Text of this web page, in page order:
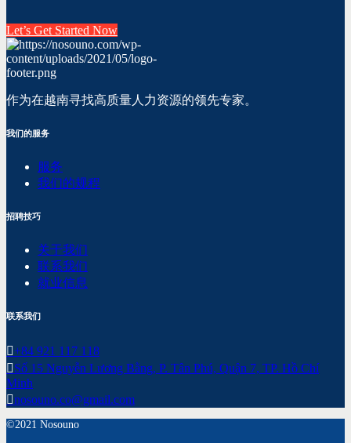
Let’s Get Started Now
作为在越南寻找高质量人力资源的领先专家。
我们的服务
服务
我们的规程
招聘技巧
关于我们
联系我们
就业信息
联系我们
+84 921 117 118
Số 15 Nguyễn Lương Bằng, P. Tân Phú, Quận 7, TP. Hồ Chí
Minh
nosouno.co@gmail.com
©2021 Nosouno